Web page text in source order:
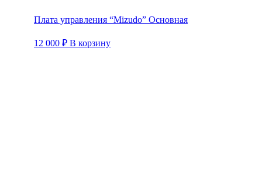
Плата управления “Mizudo” Основная
12 000 ₽ В корзину